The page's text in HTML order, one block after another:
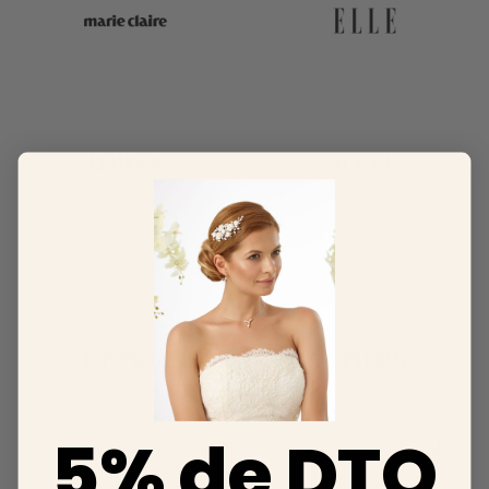
Preguntas Frecuentes
Necesito zapatos cómodos ¿me podéis ayudar?